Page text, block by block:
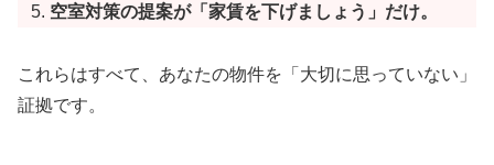
空室対策の提案が「家賃を下げましょう」だけ。
これらはすべて、あなたの物件を「大切に思っていない」
証拠です。